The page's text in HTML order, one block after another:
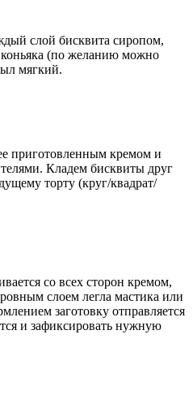
слой бисквита сиропом,
(по желанию можно
мягкий.
приготовленным кремом и
Кладем бисквиты друг
торту (круг/квадрат/
со всех сторон кремом,
слоем легла мастика или
заготовку отправляется
и зафиксировать нужную